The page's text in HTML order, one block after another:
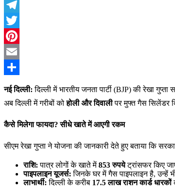
WhatsApp
Telegram
Twitter
Pinterest
Email
नई दिल्ली: दिल्ली में भारतीय जनता पार्टी (BJP) की रेखा
अब दिल्ली में गरीबों कोहोली और दिवालीपर मुफ्त गैस सिलेंडर
कैसे मिलेगा फायदा? सीधे खाते में आएगी रकम
सीएम रेखा गुप्ता ने योजना की जानकारी देते हुए बताया कि
राशि: पात्र लोगों के खाते में853 रुपयेट्रांसफर किए
पाइपलाइन यूजर्स: जिनके घर में गैस पाइपलाइन है, उन्हें
लाभार्थी: दिल्ली के करीब 17.5 लाख राशन कार्ड धारकों